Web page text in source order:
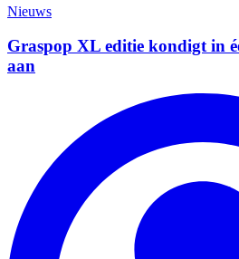
Nieuws
Graspop XL editie kondigt in
aan